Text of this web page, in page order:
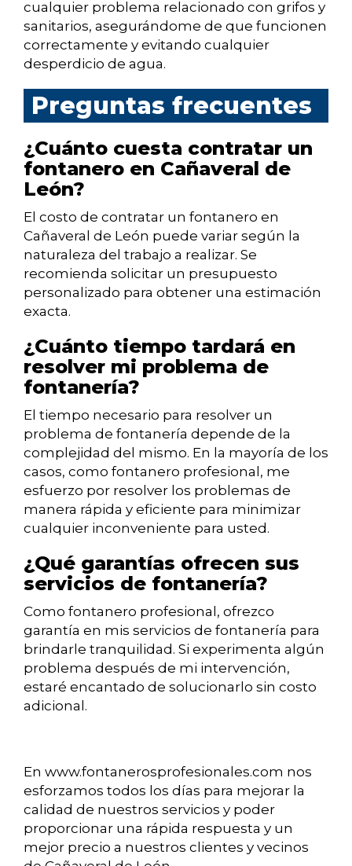
cualquier problema relacionado con grifos y
sanitarios, asegurándome de que funcionen
correctamente y evitando cualquier
desperdicio de agua.
Preguntas frecuentes
¿Cuánto cuesta contratar un
fontanero en Cañaveral de
León?
El costo de contratar un fontanero en
Cañaveral de León puede variar según la
naturaleza del trabajo a realizar. Se
recomienda solicitar un presupuesto
personalizado para obtener una estimación
exacta.
¿Cuánto tiempo tardará en
resolver mi problema de
fontanería?
El tiempo necesario para resolver un
problema de fontanería depende de la
complejidad del mismo. En la mayoría de los
casos, como fontanero profesional, me
esfuerzo por resolver los problemas de
manera rápida y eficiente para minimizar
cualquier inconveniente para usted.
¿Qué garantías ofrecen sus
servicios de fontanería?
Como fontanero profesional, ofrezco
garantía en mis servicios de fontanería para
brindarle tranquilidad. Si experimenta algún
problema después de mi intervención,
estaré encantado de solucionarlo sin costo
adicional.
En www.fontanerosprofesionales.com nos
esforzamos todos los días para mejorar la
calidad de nuestros servicios y poder
proporcionar una rápida respuesta y un
mejor precio a nuestros clientes y vecinos